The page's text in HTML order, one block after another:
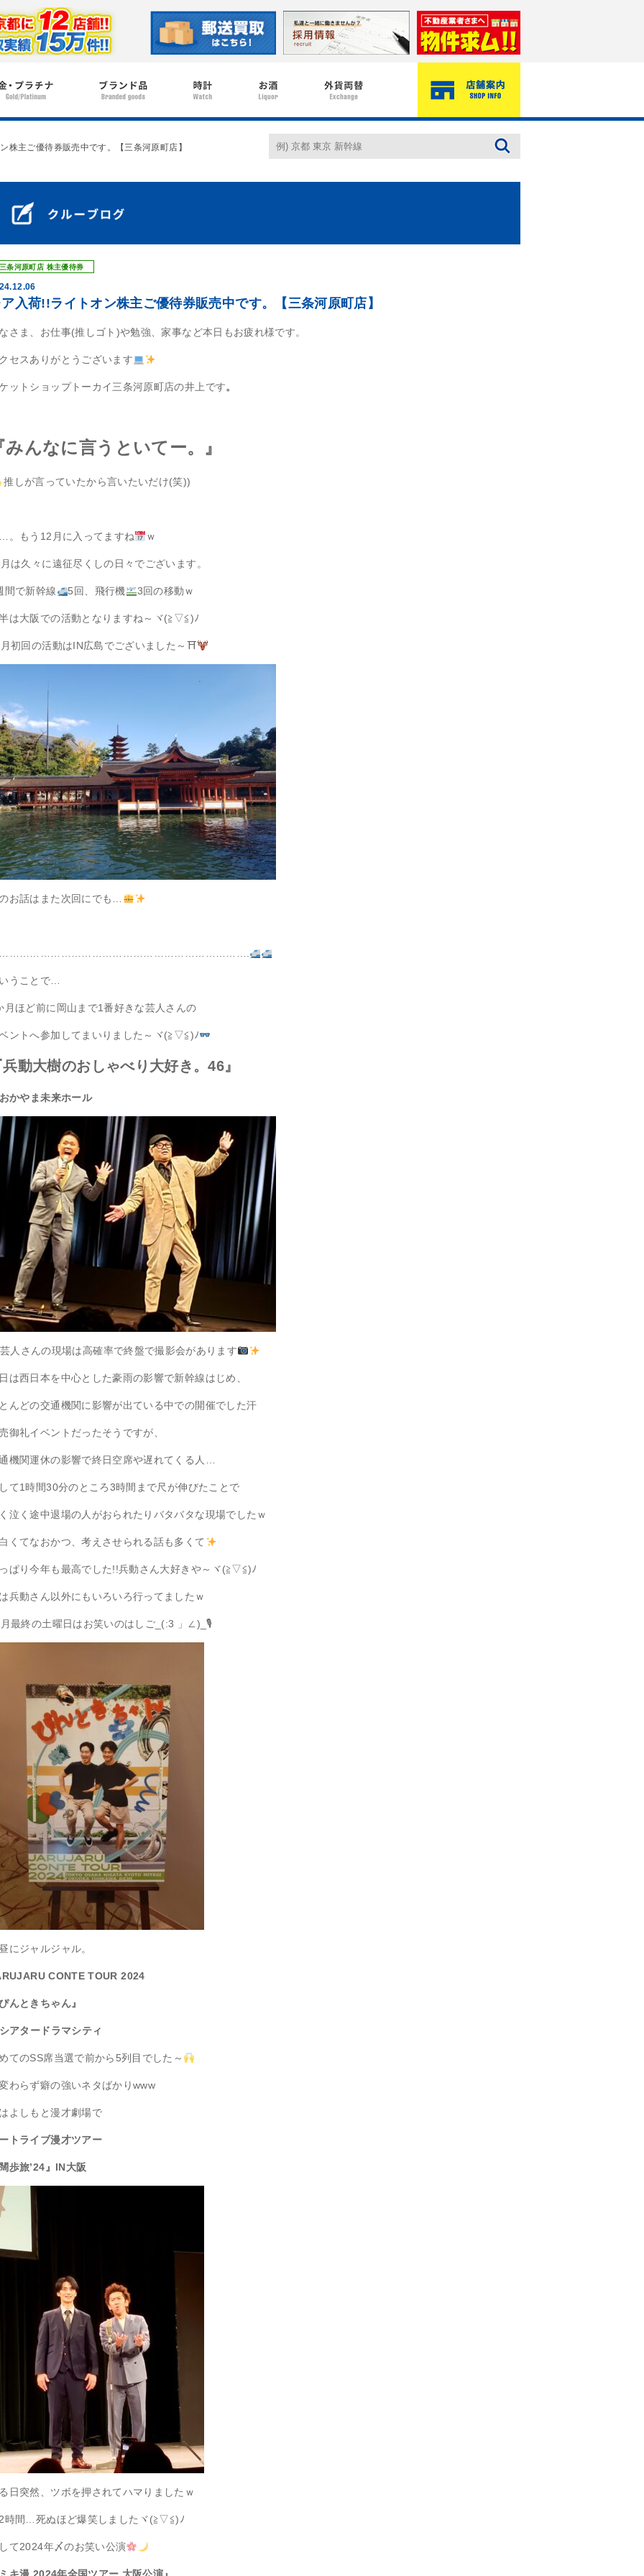
株主ご優待券販売中です。【三条河原町店】
三条河原町店 株主優待券
入荷!!ライトオン株主ご優待券販売中です。【三条河原町店】
さま、お仕事(推しゴト)や勉強、家事など本日もお疲れ様です。
セスありがとうございます
ットショップトーカイ三条河原町店の井上です。
みんなに言うといてー。 』
推しが言っていたから言いたいだけ(笑))
。もう12月に入ってますね ｗ
は久々に遠征尽くしの日々でございます。
間で新幹線 5回、飛行機 3回の移動ｗ
は大阪での活動となりますね～ヾ(≧▽≦)ﾉ
初回の活動はIN広島でございました～⛩
お話はまた次回にでも…
うことで…
月ほど前に岡山まで1番好きな芸人さんの
ントへ参加してまいりました～ヾ(≧▽≦)ﾉ
動大樹のおしゃべり大好き。46』
かやま未来ホール
芸人さんの現場は高確率で終盤で撮影会があります
は西日本を中心とした豪雨の影響で新幹線はじめ、
んどの交通機関に影響が出ている中での開催でした汗
御礼イベントだったそうですが、
機関運休の影響で終日空席や遅れてくる人…
て1時間30分のところ3時間まで尺が伸びたことで
泣く途中退場の人がおられたりバタバタな現場でしたｗ
くてなおかつ、考えさせられる話も多くて
ぱり今年も最高でした!!兵動さん大好きや～ヾ(≧▽≦)ﾉ
兵動さん以外にもいろいろ行ってましたｗ
最終の土曜日はお笑いのはしご_(:3 」∠)_🎙
にジャルジャル。
CONTE TOUR 2024
んときちゃん』
アタードラマシティ
てのSS席当選で前から5列目でした～
わらず癖の強いネタばかりwww
よしもと漫才劇場で
トライブ漫才ツアー
歩旅’24』 IN大阪
日突然、ツボを押されてハマりましたｗ
時間…死ぬほど爆笑しましたヾ(≧▽≦)ﾉ
て2024年〆のお笑い公演